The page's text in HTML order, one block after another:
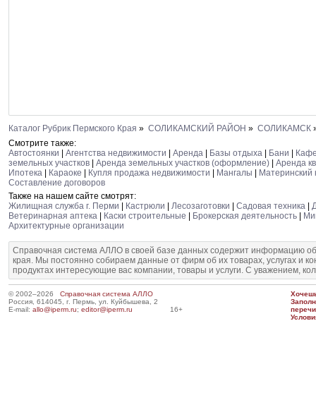
Каталог Рубрик Пермского Края » СОЛИКАМСКИЙ РАЙОН » СОЛИКАМСК
Смотрите также:
Автостоянки
Агентства недвижимости Аренда Базы отдыха Бани
земельных участков
Аренда земельных участков (оформление)
Аренда
Ипотека
Караоке Купля продажа недвижимости Мангалы
Материнский
Составление договоров
Также на нашем сайте смотрят:
Жилищная служба г. Перми
Кастрюли Лесозаготовки Садовая техника
Ветеринарная аптека
Каски строительные Брокерская деятельность
Архитектурные организации
Справочная система АЛЛО в своей базе данных содержит информацию
края. Мы постоянно собираем данные от фирм об их товарах, услугах и
продуктах интересующие вас компании, товары и услуги. С уважением,
© 2002–2026 Справочная система АЛЛО
Россия, 614045, г. Пермь, ул. Куйбышева, 2
E-mail: allo@iperm.ru; editor@iperm.ru 16+